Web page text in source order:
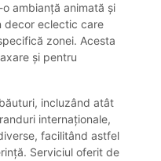
ambianță animată și
decor eclectic care
zonei. Acesta
și pentru
incluzând atât
internaționale,
facilitând astfel
Serviciul oferit de